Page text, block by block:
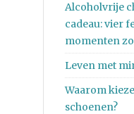
Alcoholvrije
cadeau: vier
momenten
Leven met
Waarom
schoenen?